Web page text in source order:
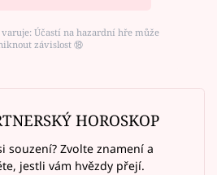
Účastí na hazardní hře může
závislost ⑱
HOROSKOP
souzení? Zvolte znamení a
jestli vám hvězdy přejí.